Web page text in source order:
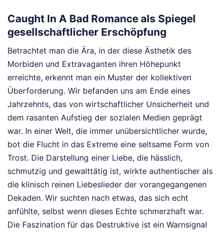
Caught In A Bad Romance als Spiegel
gesellschaftlicher Erschöpfung
Betrachtet man die Ära, in der diese Ästhetik des
Morbiden und Extravaganten ihren Höhepunkt
erreichte, erkennt man ein Muster der kollektiven
Überforderung. Wir befanden uns am Ende eines
Jahrzehnts, das von wirtschaftlicher Unsicherheit und
dem rasanten Aufstieg der sozialen Medien geprägt
war. In einer Welt, die immer unübersichtlicher wurde,
bot die Flucht in das Extreme eine seltsame Form von
Trost. Die Darstellung einer Liebe, die hässlich,
schmutzig und gewalttätig ist, wirkte authentischer als
die klinisch reinen Liebeslieder der vorangegangenen
Dekaden. Wir suchten nach etwas, das sich echt
anfühlte, selbst wenn dieses Echte schmerzhaft war.
Die Faszination für das Destruktive ist ein Warnsignal